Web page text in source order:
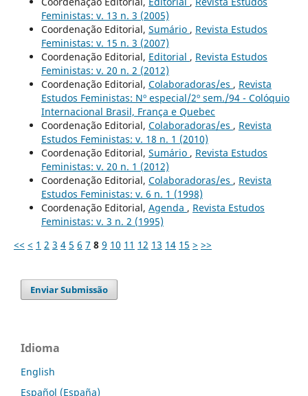
Feministas: v. 13 n. 3 (2005)
Coordenação Editorial, Sumário , Revista Estudos
Feministas: v. 15 n. 3 (2007)
Coordenação Editorial, Editorial , Revista Estudos
Feministas: v. 20 n. 2 (2012)
Coordenação Editorial, Colaboradoras/es , Revista
Estudos Feministas: Nº especial/2º sem./94 - Colóquio
Internacional Brasil, França e Quebec
Coordenação Editorial, Colaboradoras/es , Revista
Estudos Feministas: v. 18 n. 1 (2010)
Coordenação Editorial, Sumário , Revista Estudos
Feministas: v. 20 n. 1 (2012)
Coordenação Editorial, Colaboradoras/es , Revista
Estudos Feministas: v. 6 n. 1 (1998)
Coordenação Editorial, Agenda , Revista Estudos
Feministas: v. 3 n. 2 (1995)
<< < 1 2 3 4 5 6 7 8 9 10 11 12 13 14 15 > >>
Enviar Submissão
Idioma
English
Español (España)